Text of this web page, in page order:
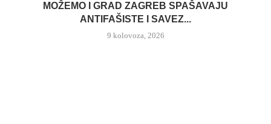
MOŽEMO I GRAD ZAGREB SPAŠAVAJU
ANTIFAŠISTE I SAVEZ...
9 kolovoza, 2026